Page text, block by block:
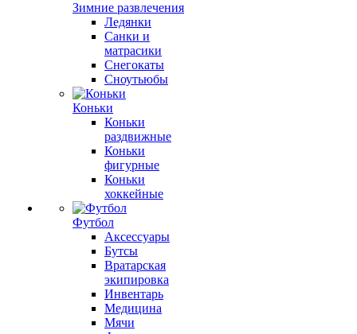
Зимние развлечения
Ледянки
Санки и
матрасики
Снегокаты
Сноутьюбы
Коньки
Коньки
раздвижные
Коньки
фигурные
Коньки
хоккейные
Футбол
Аксессуары
Бутсы
Вратарская
экипировка
Инвентарь
Медицина
Мячи